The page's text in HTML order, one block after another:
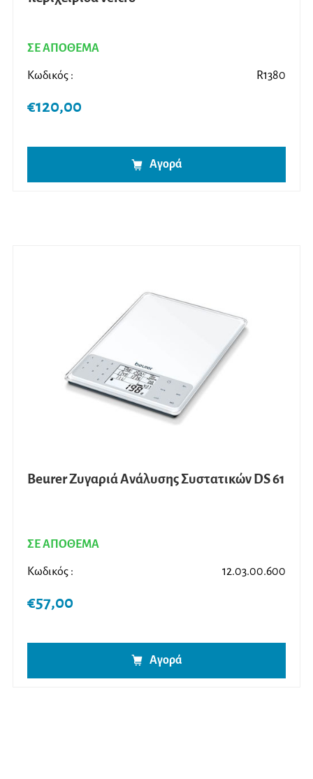
ΣΕ ΑΠΟΘΕΜΑ
Κωδικός : R1380
€120,00
Αγορά
Beurer Ζυγαριά Ανάλυσης Συστατικών DS 61
ΣΕ ΑΠΟΘΕΜΑ
Κωδικός : 12.03.00.600
€57,00
Αγορά